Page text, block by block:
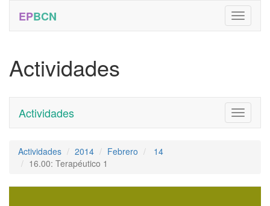
EPBCN
Actividades
Toggle
Actividades
Actividades 2014 Febrero
14
16.00: Terapéutico 1